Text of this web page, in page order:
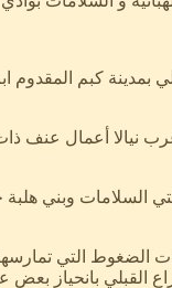
كبم المقدوم
نيالا أعمال عنف
السلامات وبني
الضغوط التي
بانحياز بعض